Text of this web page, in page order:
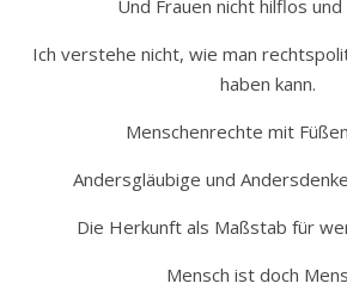
Und Frauen nicht hilflos und
Ich verstehe nicht, wie man
haben kann.
Menschenrechte mit
Andersgläubige und
Die Herkunft als Maßstab für
Mensch ist doch